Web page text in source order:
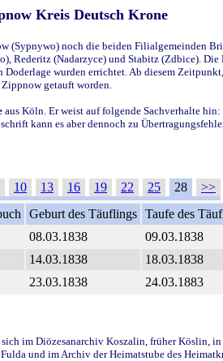
Kreis Deutsch Krone
(Sypnywo) noch die beiden Filialgemeinden
Rederitz (Nadarzyce) und Stabitz (Zdbice).
wurden errichtet. Ab diesem
getauft worden.
aus Köln. Er weist auf folgende Sachverhalte
kann es aber dennoch zu
10 13 16 19 22 25 28
>>
Geburt des Täuflings Taufe des
08.03.1838 09.03.1838
14.03.1838 18.03.1838
23.03.1838 24.03.1883
im Diözesanarchiv Koszalin, früher Köslin,
und im Archiv der Heimatstube des